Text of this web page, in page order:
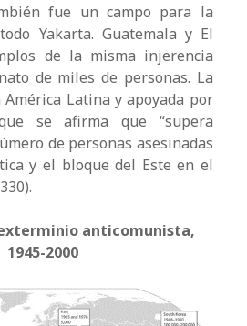
fue un campo para la
Yakarta. Guatemala y El
de la misma injerencia
de miles de personas. La
Latina y apoyada por
se afirma que “supera
de personas asesinadas
y el bloque del Este en el
anticomunista,
1945-2000